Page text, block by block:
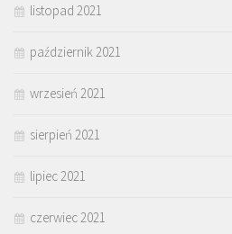
listopad 2021
październik 2021
wrzesień 2021
sierpień 2021
lipiec 2021
czerwiec 2021